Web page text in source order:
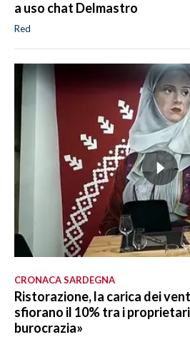
a uso chat Delmastro
Red
CRONACA SARDEGNA
Ristorazione, la carica dei
sfiorano il 10% tra i
burocrazia»